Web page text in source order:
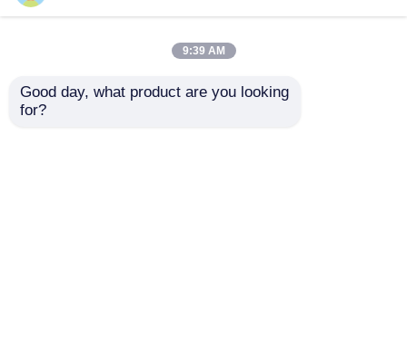
9:39 AM
Good day, what product are you looking
for?